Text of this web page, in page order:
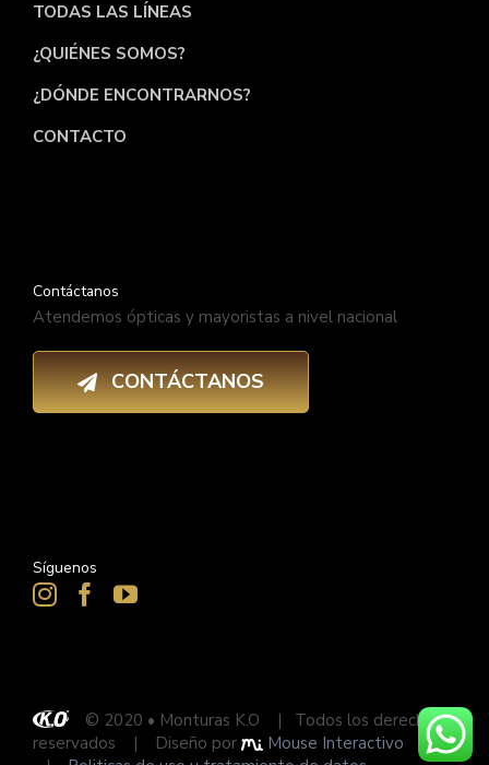
TODAS LAS LÍNEAS
¿QUIÉNES SOMOS?
¿DÓNDE ENCONTRARNOS?
CONTACTO
Contáctanos
Atendemos ópticas y mayoristas a nivel nacional
CONTÁCTANOS
Síguenos
© 2020 • Monturas K.O | Todos los derechos
reservados | Diseño por
Mouse Interactivo